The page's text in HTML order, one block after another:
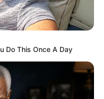
Do This Once A Day